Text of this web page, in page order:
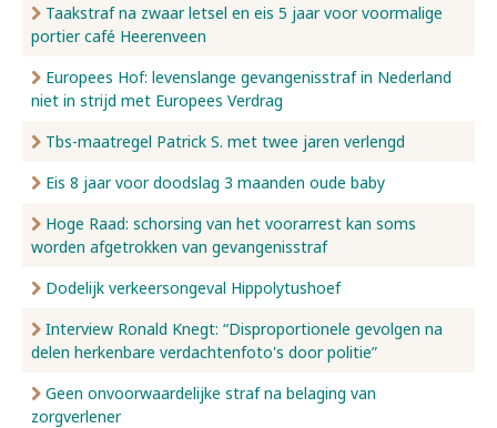
Taakstraf na zwaar letsel en eis 5 jaar voor voormalige
portier café Heerenveen
Europees Hof: levenslange gevangenisstraf in Nederland
niet in strijd met Europees Verdrag
Tbs-maatregel Patrick S. met twee jaren verlengd
Eis 8 jaar voor doodslag 3 maanden oude baby
Hoge Raad: schorsing van het voorarrest kan soms
worden afgetrokken van gevangenisstraf
Dodelijk verkeersongeval Hippolytushoef
Interview Ronald Knegt: “Disproportionele gevolgen na
delen herkenbare verdachtenfoto's door politie”
Geen onvoorwaardelijke straf na belaging van
zorgverlener